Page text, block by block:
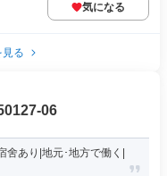
気になる
る
06
あり|地元･地方で働く|